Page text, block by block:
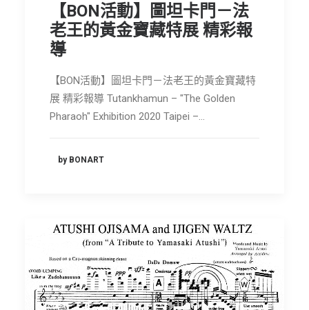
【BON活動】圖坦卡門－法
老王的黃金寶藏特展 精彩報
導
【BON活動】圖坦卡門－法老王的黃金寶藏特
展 精彩報導 Tutankhamun – "The Golden
Pharaoh" Exhibition 2020 Taipei –…
by BONART